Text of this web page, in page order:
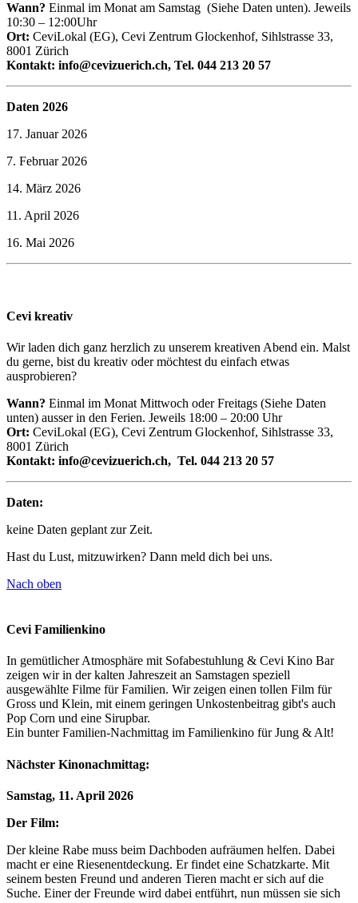
Wann? Einmal im Monat am Samstag (Siehe Daten unten). Jeweils
10:30 – 12:00Uhr
Ort: CeviLokal (EG), Cevi Zentrum Glockenhof, Sihlstrasse 33,
8001 Zürich
Kontakt: info@cevizuerich.ch, Tel. 044 213 20 57
Daten 2026
17. Januar 2026
7. Februar 2026
14. März 2026
11. April 2026
16. Mai 2026
Cevi kreativ
Wir laden dich ganz herzlich zu unserem kreativen Abend ein. Malst
du gerne, bist du kreativ oder möchtest du einfach etwas
ausprobieren?
Wann? Einmal im Monat Mittwoch oder Freitags (Siehe Daten
unten) ausser in den Ferien. Jeweils 18:00 – 20:00 Uhr
Ort: CeviLokal (EG), Cevi Zentrum Glockenhof, Sihlstrasse 33,
8001 Zürich
Kontakt: info@cevizuerich.ch, Tel. 044 213 20 57
Daten:
keine Daten geplant zur Zeit.
Hast du Lust, mitzuwirken? Dann meld dich bei uns.
Nach oben
Cevi Familienkino
In gemütlicher Atmosphäre mit Sofabestuhlung & Cevi Kino Bar
zeigen wir in der kalten Jahreszeit an Samstagen speziell
ausgewählte Filme für Familien. Wir zeigen einen tollen Film für
Gross und Klein, mit einem geringen Unkostenbeitrag gibt's auch
Pop Corn und eine Sirupbar.
Ein bunter Familien-Nachmittag im Familienkino für Jung & Alt!
Nächster Kinonachmittag:
Samstag, 11. April 2026
Der Film:
Der kleine Rabe muss beim Dachboden aufräumen helfen. Dabei
macht er eine Riesenentdeckung. Er findet eine Schatzkarte. Mit
seinem besten Freund und anderen Tieren macht er sich auf die
Suche. Einer der Freunde wird dabei entführt, nun müssen sie sich